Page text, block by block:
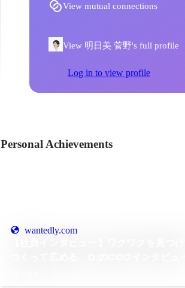
View mutual connections
View 明日美 菅野's full profile
Log in to view profile
Personal Achievements
wantedly.com